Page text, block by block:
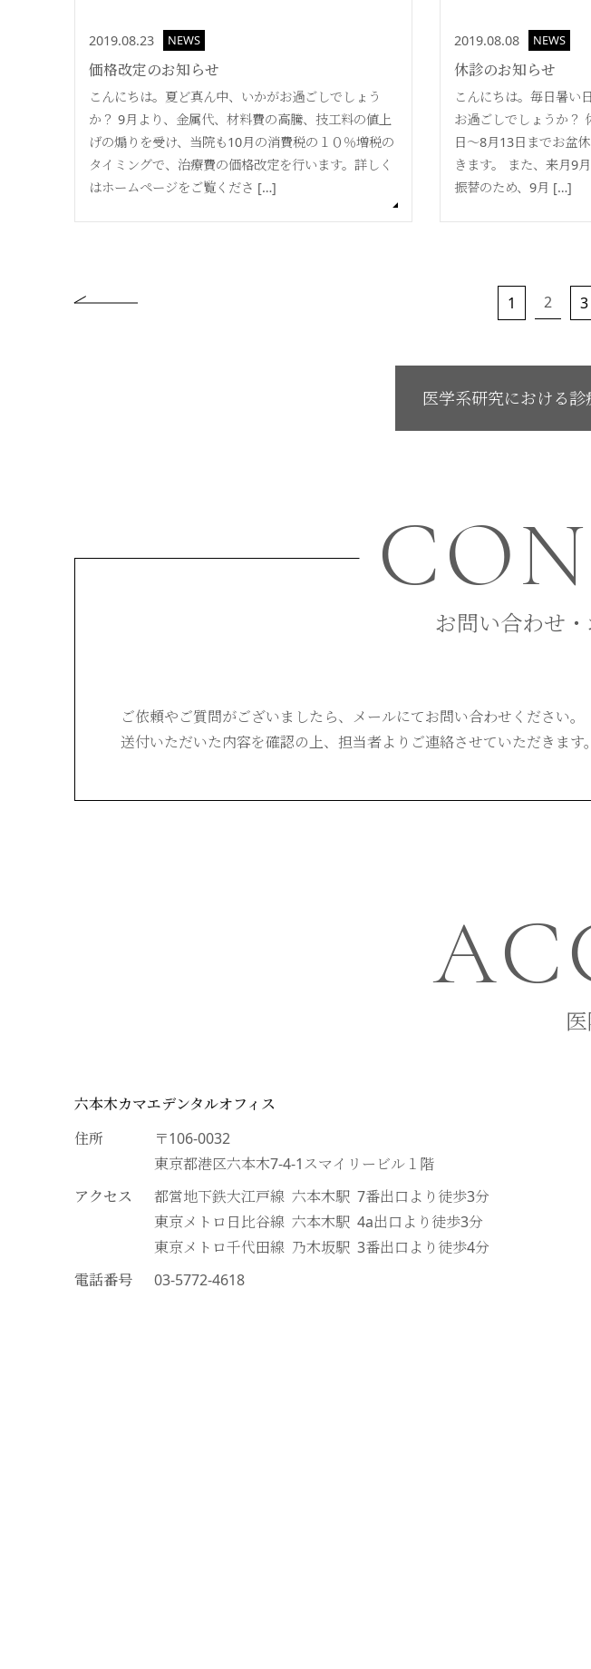
2019.08.23 NEWS
価格改定のお知らせ
こんにちは。夏ど真ん中、いかがお過ごしでしょう
か？ 9月より、金属代、材料費の高騰、技工料の値上
げの煽りを受け、当院も10月の消費税の１０％増税の
タイミングで、治療費の価格改定を行います。詳しく
はホームページをご覧くださ […]
2019.08.08 NEWS
休診のお知らせ
こんにちは。毎日暑い
お過ごしでしょうか？
日〜8月13日までお盆
きます。 また、来月9
振替のため、9月 […]
1 2 3
医学系研究における
お問い合わせ
ご依頼やご質問がございましたら、 メールにてお問い合わせください。
送付いただいた内容を確認の上、 担当者よりご連絡させていただきます。
六本木カマエデンタルオフィス
住所
〒106-0032
東京都港区六本木7-4-1スマイリービル１階
アクセス
都営地下鉄大江戸線 六本木駅 7番出口より徒歩3分
東京メトロ日比谷線 六本木駅 4a出口より徒歩3分
東京メトロ千代田線 乃木坂駅 3番出口より徒歩4分
電話番号
03-5772-4618